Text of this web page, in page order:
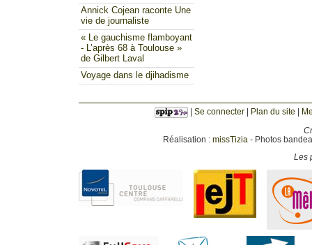
Annick Cojean raconte Une
vie de journaliste
« Le gauchisme flamboyant
- L’après 68 à Toulouse »
de Gilbert Laval
Voyage dans le djihadisme
| Se connecter | Plan du site |
Réalisation : missTizia - Photos
Les